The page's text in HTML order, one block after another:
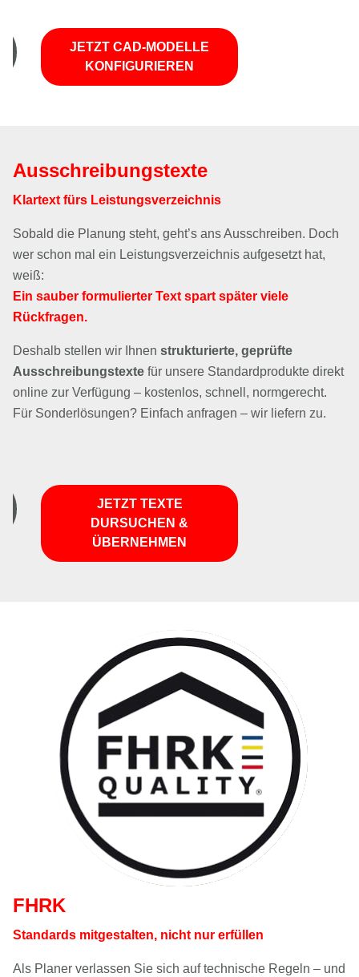
JETZT CAD-MODELLE
KONFIGURIEREN
Ausschreibungstexte
Klartext fürs Leistungsverzeichnis
Sobald die Planung steht, geht’s ans Ausschreiben. Doch
wer schon mal ein Leistungsverzeichnis aufgesetzt hat,
weiß:
Ein sauber formulierter Text spart später viele
Rückfragen.
Deshalb stellen wir Ihnen strukturierte, geprüfte
Ausschreibungstexte für unsere Standardprodukte direkt
online zur Verfügung – kostenlos, schnell, normgerecht.
Für Sonderlösungen? Einfach anfragen – wir liefern zu.
JETZT TEXTE
DURSUCHEN &
ÜBERNEHMEN
FHRK
Standards mitgestalten, nicht nur erfüllen
Als Planer verlassen Sie sich auf technische Regeln – und